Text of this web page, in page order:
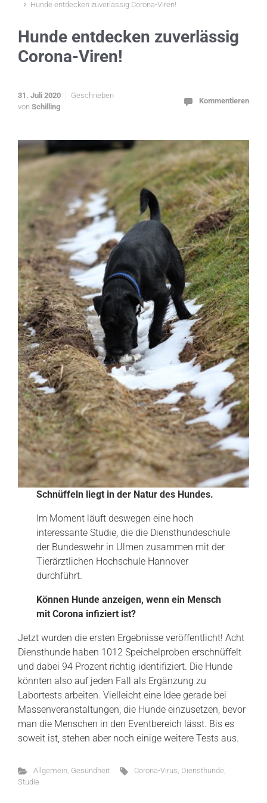
Hunde entdecken zuverlässig Corona-Viren!
Hunde entdecken zuverlässig
Corona-Viren!
31. Juli 2020
Geschrieben
von Schilling
Kommentieren
Schnüffeln liegt in der Natur des Hundes.
Im Moment läuft deswegen eine hoch
interessante Studie, die die Diensthundeschule
der Bundeswehr in Ulmen zusammen mit der
Tierärztlichen Hochschule Hannover
durchführt.
Können Hunde anzeigen, wenn ein Mensch
mit Corona infiziert ist?
Jetzt wurden die ersten Ergebnisse veröffentlicht! Acht
Diensthunde haben 1012 Speichelproben erschnüffelt
und dabei 94 Prozent richtig identifiziert. Die Hunde
könnten also auf jeden Fall als Ergänzung zu
Labortests arbeiten. Vielleicht eine Idee gerade bei
Massenveranstaltungen, die Hunde einzusetzen, bevor
man die Menschen in den Eventbereich lässt. Bis es
soweit ist, stehen aber noch einige weitere Tests aus.
Allgemein, Gesundheit Corona-Virus, Diensthunde,
Studie